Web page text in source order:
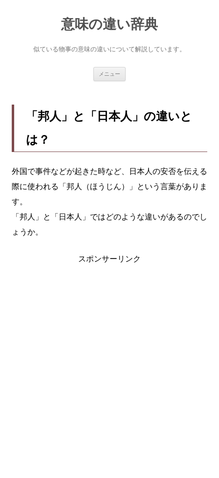
意味の違い辞典
似ている物事の意味の違いについて解説しています。
メニュー
へ
ス
「邦人」と「日本人」の違いと
は？
外国で事件などが起きた時など、日本人の安否を伝える
際に使われる「邦人（ほうじん）」という言葉がありま
す。
「邦人」と「日本人」ではどのような違いがあるのでし
ょうか。
スポンサーリンク